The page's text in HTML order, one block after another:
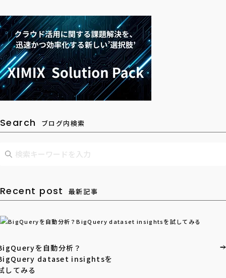
Search ブログ内検索
Recent post 最新記事
を自動分析？
dataset insightsを
してみる